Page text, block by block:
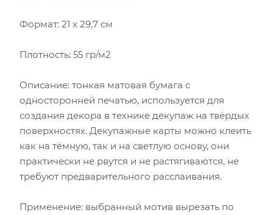
Формат: 21 х 29,7 см
Плотность: 55 гр/м2
Описание: тонкая матовая бумага с
односторонней печатью, используется для
создания декора в технике декупаж на твёрдых
поверхностях. Декупажные карты можно клеить
как на тёмную, так и на светлую основу, они
практически не рвутся и не растягиваются, не
требуют предварительного расслаивания.
Применение: выбранный мотив вырезать по